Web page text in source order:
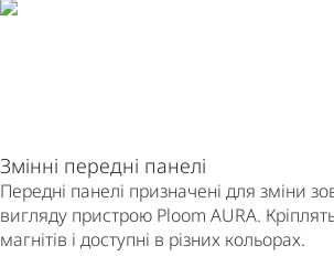
Змінні передні панелі
Передні панелі призначені для зміни
вигляду пристрою Ploom AURA.
магнітів і доступні в різних кольорах.